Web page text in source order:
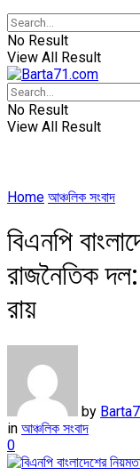
No Result
View All Result
No Result
View All Result
Home আঞ্চলিক সংবাদ
বিএনপি
রাজনৈতিক দল:
রায়
by
in আঞ্চলিক সংবাদ
0